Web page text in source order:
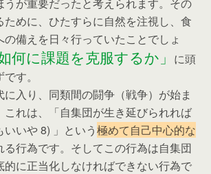
めに、ひたすらに自然を注視し、食
備えを日々行っていたことでしょ
如何に課題を克服するか」 に頭
す。
に入り、同類間の闘争（戦争）が始ま
これは、「自集団が生き延びられれば
いや 8) 」という極めて自己中心的な
る行為です。そしてこの行為は自集団
的に正当化しなければできない行為で